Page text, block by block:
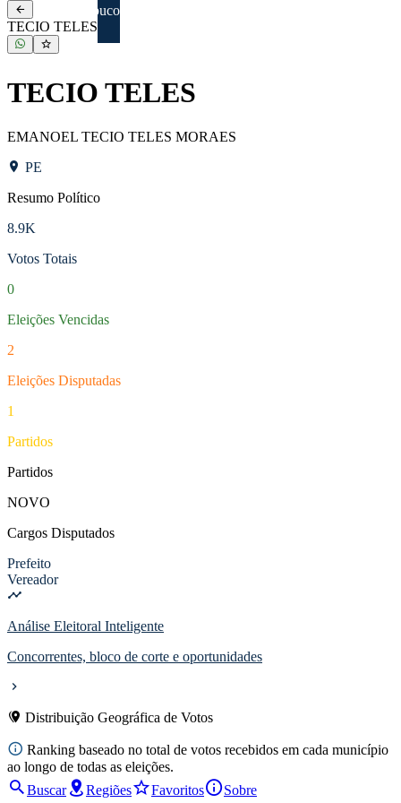
NOVO
Pernambuco
TECIO TELES
TECIO TELES
EMANOEL TECIO TELES MORAES
PE
Resumo Político
8.9K
Votos Totais
0
Eleições Vencidas
2
Eleições Disputadas
1
Partidos
Partidos
NOVO
Cargos Disputados
Prefeito
Vereador
Análise Eleitoral Inteligente
Concorrentes, bloco de corte e oportunidades
Distribuição Geográfica de Votos
Ranking baseado no total de votos recebidos em cada município
ao longo de todas as eleições.
Histórico de Eleições
Buscar Regiões Favoritos Sobre